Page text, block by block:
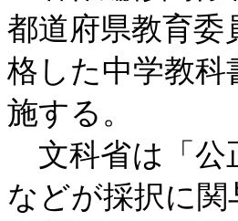
都道府県教育
格した中学教科
施する。
文科省は「公
などが採択に関